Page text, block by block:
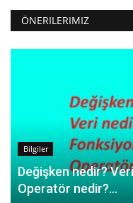
ÖNERILERIMIZ
Bilgiler
Değişken nedir?
Operatör nedir?...